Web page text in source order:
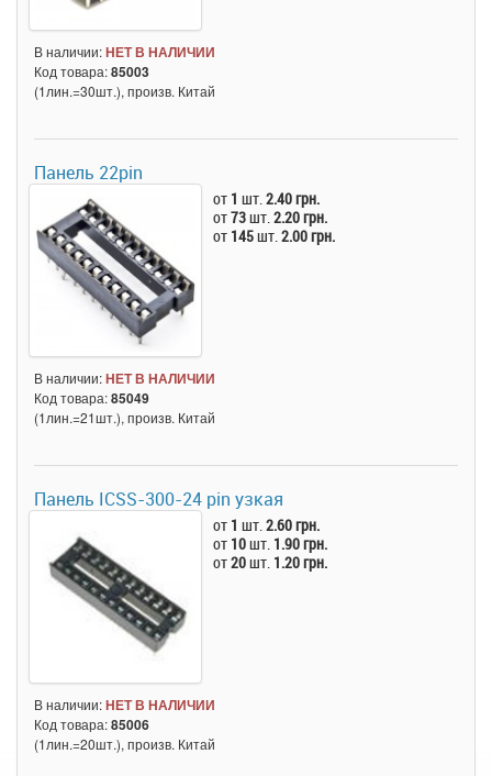
В наличии:НЕТ В НАЛИЧИИ
Код товара:85003
(1лин.=30шт.), произв. Китай
Панель 22pin
от 1 шт.2.40 грн.
от73шт.2.20 грн.
от 145шт.2.00 грн.
В наличии:НЕТ В НАЛИЧИИ
Код товара:85049
(1лин.=21шт.), произв. Китай
Панель ICSS-300-24 pin узкая
от 1 шт.2.60 грн.
от 10шт. 1.90 грн.
от20шт. 1.20 грн.
В наличии:НЕТ В НАЛИЧИИ
Код товара:85006
(1лин.=20шт.), произв. Китай